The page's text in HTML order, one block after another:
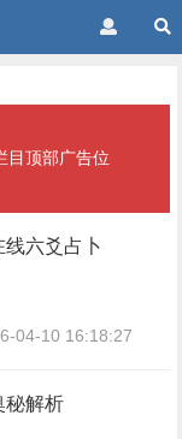
目顶部广告位
六爻占卜
04-10 16:18:27
秘解析